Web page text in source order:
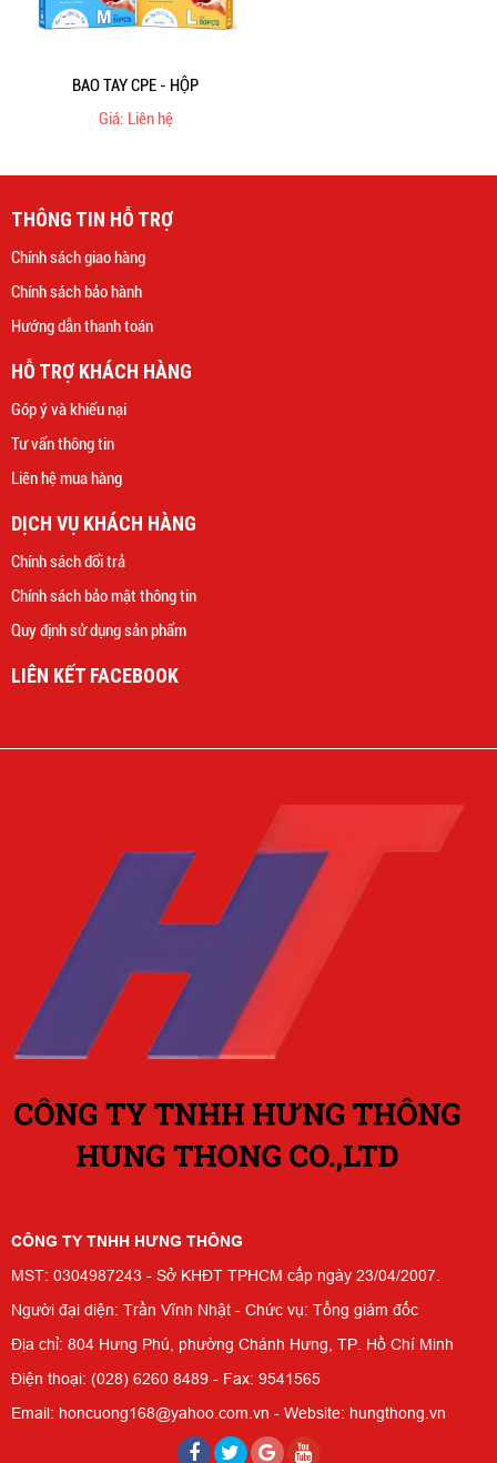
BAO TAY CPE - HỘP
Giá: Liên hệ
THÔNG TIN HỖ TRỢ
Chính sách giao hàng
Chính sách bảo hành
Hướng dẫn thanh toán
HỖ TRỢ KHÁCH HÀNG
Góp ý và khiếu nại
Tư vấn thông tin
Liên hệ mua hàng
DỊCH VỤ KHÁCH HÀNG
Chính sách đổi trả
Chính sách bảo mật thông tin
Quy định sử dụng sản phẩm
LIÊN KẾT FACEBOOK
CÔNG TY TNHH HƯNG THÔNG
MST: 0304987243 - Sở KHĐT TPHCM cấp ngày 23/04/2007.
Người đại diện: Trần Vĩnh Nhật - Chức vụ: Tổng giám đốc
Địa chỉ: 804 Hưng Phú, phường Chánh Hưng, TP. Hồ Chí Minh
Điện thoại: (028) 6260 8489 - Fax: 9541565
Email: honcuong168@yahoo.com.vn - Website: hungthong.vn